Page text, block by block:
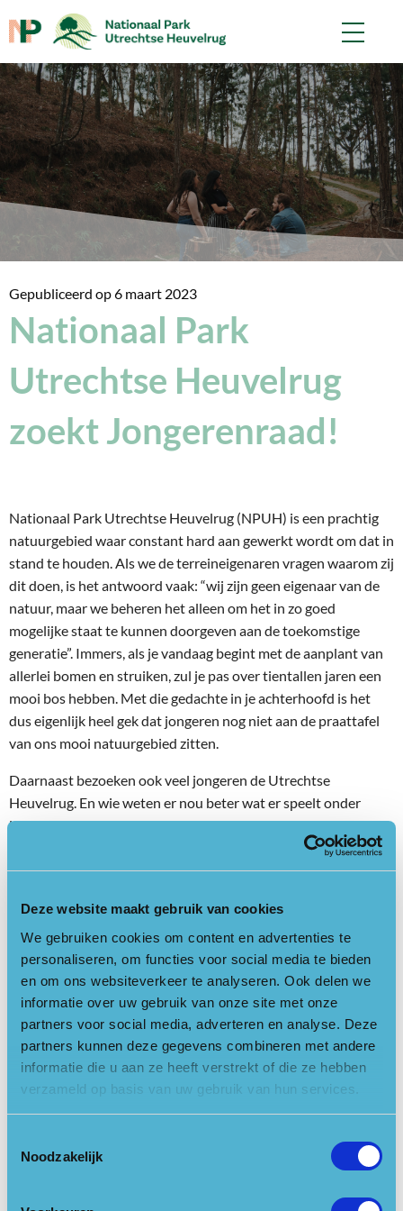
Deze website maakt gebruik van cookies
We gebruiken cookies om content en advertenties te
personaliseren, om functies voor social media te bieden
en om ons websiteverkeer te analyseren. Ook delen we
informatie over uw gebruik van onze site met onze
partners voor social media, adverteren en analyse. Deze
partners kunnen deze gegevens combineren met andere
informatie die u aan ze heeft verstrekt of die ze hebben
verzameld op basis van uw gebruik van hun services.
Noodzakelijk
Gepubliceerd op6 maart 2023
Nationaal Park
Utrechtse Heuvelrug
zoekt Jongerenraad!
Nationaal Park Utrechtse Heuvelrug (NPUH) is een prachtig
natuurgebied waar constant hard aan gewerkt wordt om dat in
stand te houden. Als we de terreineigenaren vragen waarom zij
dit doen, is het antwoord vaak: “wij zijn geen eigenaar van de
natuur, maar we beheren het alleen om het in zo goed
mogelijke staat te kunnen doorgeven aan de toekomstige
generatie”. Immers, als je vandaag begint met de aanplant van
allerlei bomen en struiken, zul je pas over tientallen jaren een
mooi bos hebben. Met die gedachte in je achterhoofd is het
dus eigenlijk heel gek dat jongeren nog niet aan de praattafel
van ons mooi natuurgebied zitten.
Daarnaast bezoeken ook veel jongeren de Utrechtse
Heuvelrug. En wie weten er nou beter wat er speelt onder
jongeren dan de jongeren zelf? Daarom richt Stichting
Nationaal Park Utrechtse Heuvelrug een Jongerenraad op.
Deze raad geeft een stem aan de jongeren die op en rondom de
ideeën gehoord worden.
De Jongerenraad mag gevraagd en ongevraagd advies geven
aan de Stichting, zowel op beleids- als projectniveau. Zoveel
mogelijk van dit advies zal de Stichting meenemen in de
uitvoering van haar taken. Daarnaast wordt de Jongerenraad
jaarlijks gevraagd om op het programmaoverleg een
presentatie/ discussie te leiden met een grote groep
stakeholders in het gebied. De invulling hiervan is aan de
Jongerenraad zelf. Daarbij is er ruimte voor de Jongerenraad
bevordering van jongerenparticipatie en het beschermen,